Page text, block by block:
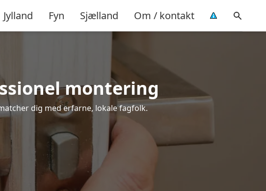
Jylland Fyn Sjælland Om / kontakt
montering
dig med erfarne, lokale fagfolk.